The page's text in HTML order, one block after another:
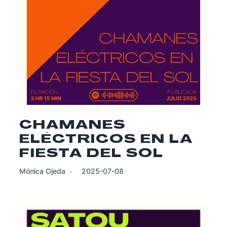
CHAMANES
ELÉCTRICOS EN LA
FIESTA DEL SOL
Mónica Ojeda 2025-07-08